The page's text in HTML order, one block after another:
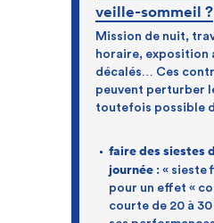
veille-sommeil ?
Mission de nuit,
horaire, exposition
décalés… Ces
peuvent perturber
toutefois possible
faire des siestes
journée : « sieste
pour un effet «
courte de 20 à